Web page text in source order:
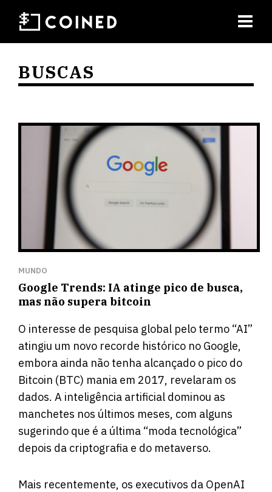
BUSCAS
MUNDO
Google Trends: IA atinge pico de busca,
mas não supera bitcoin
O interesse de pesquisa global pelo termo “AI”
atingiu um novo recorde histórico no Google,
embora ainda não tenha alcançado o pico do
Bitcoin (BTC) mania em 2017, revelaram os
dados. A inteligência artificial dominou as
manchetes nos últimos meses, com alguns
sugerindo que é a última “moda tecnológica”
depois da criptografia e do metaverso.
Mais recentemente, os executivos da OpenAI